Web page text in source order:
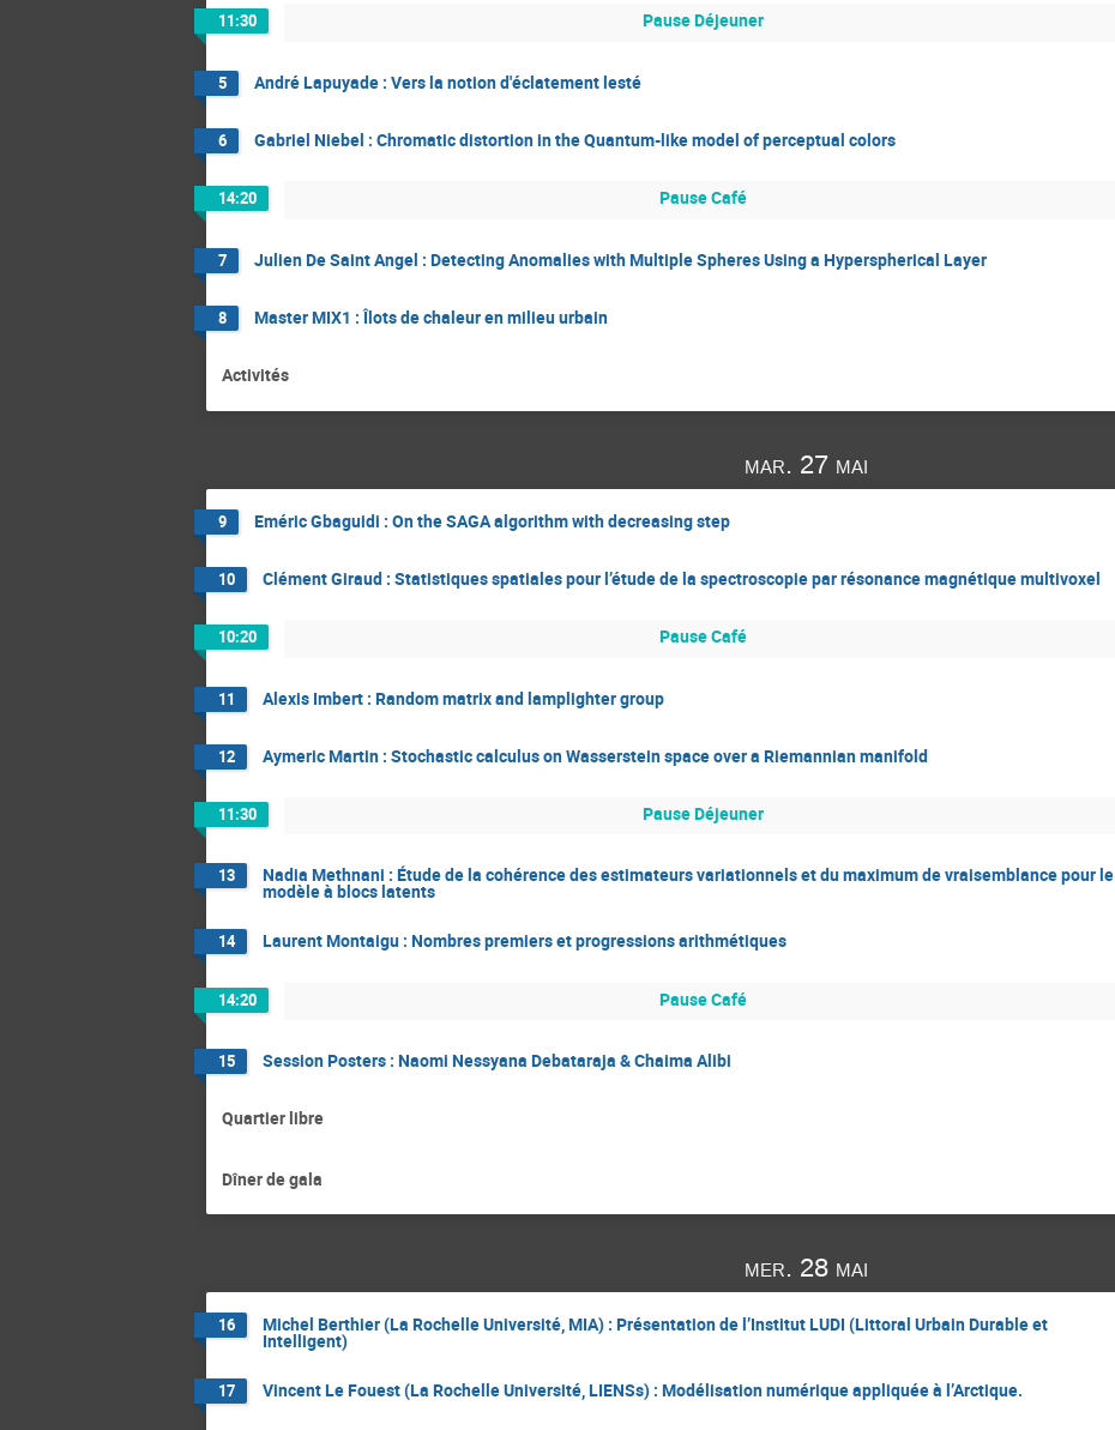
11:30 Pause Déjeuner
5 André Lapuyade : Vers la notion d'éclatement lesté
6 Gabriel Niebel : Chromatic distortion in the Quantum-like model of perceptual colors
14:20 Pause Café
7 Julien De Saint Angel : Detecting Anomalies with Multiple Spheres Using a Hyperspherical Layer
8 Master MIX1 : Îlots de chaleur en milieu urbain
Activités
mar. 27 mai
9 Eméric Gbaguidi : On the SAGA algorithm with decreasing step
10 Clément Giraud : Statistiques spatiales pour l’étude de la spectroscopie par résonance magnétique multivoxel
10:20 Pause Café
11 Alexis Imbert : Random matrix and lamplighter group
12 Aymeric Martin : Stochastic calculus on Wasserstein space over a Riemannian manifold
11:30 Pause Déjeuner
13 Nadia Methnani : Étude de la cohérence des estimateurs variationnels et du maximum de vraisemblance pour le
modèle à blocs latents
14 Laurent Montaigu : Nombres premiers et progressions arithmétiques
14:20 Pause Café
15 Session Posters : Naomi Nessyana Debataraja & Chaima Alibi
Quartier libre
Dîner de gala
mer. 28 mai
16 Michel Berthier (La Rochelle Université, MIA) : Présentation de l’Institut LUDI (Littoral Urbain Durable et
Intelligent)
17 Vincent Le Fouest (La Rochelle Université, LIENSs) : Modélisation numérique appliquée à l’Arctique.